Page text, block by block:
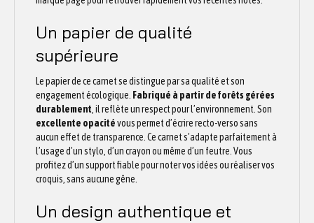
Un papier de qualité
supérieure
Le papier de ce carnet se distingue par sa qualité et son
engagement écologique. Fabriqué à partir de forêts gérées
durablement, il reflète un respect pour l’environnement. Son
excellente opacitévous permet d’écrire recto-verso sans
aucun effet de transparence. Ce carnet s’adapte parfaitement à
l’usage d’un stylo, d’un crayon ou même d’un feutre. Vous
profitez d’un support fiable pour noter vos idées ou réaliser vos
croquis, sans aucune gêne.
Un design authentique et